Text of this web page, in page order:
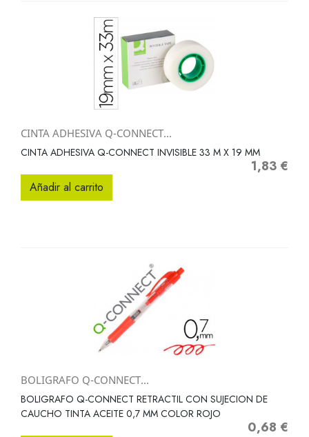
CINTA ADHESIVA Q-CONNECT...
CINTA ADHESIVA Q-CONNECT INVISIBLE 33 M X 19 MM
Precio
1,83 €
Añadir al carrito
BOLIGRAFO Q-CONNECT...
BOLIGRAFO Q-CONNECT RETRACTIL CON SUJECION DE
CAUCHO TINTA ACEITE 0,7 MM COLOR ROJO
Precio
0,68 €